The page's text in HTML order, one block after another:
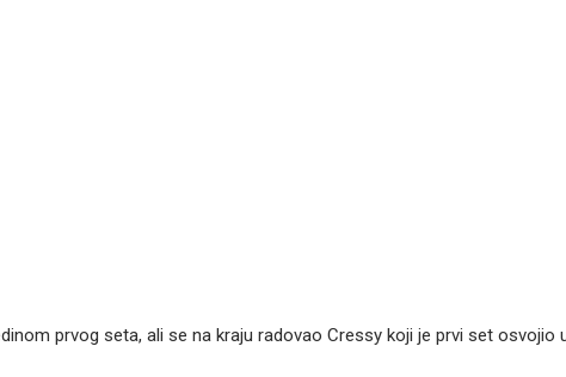
prvog seta, ali se na kraju radovao Cressy koji je prvi set osvojio